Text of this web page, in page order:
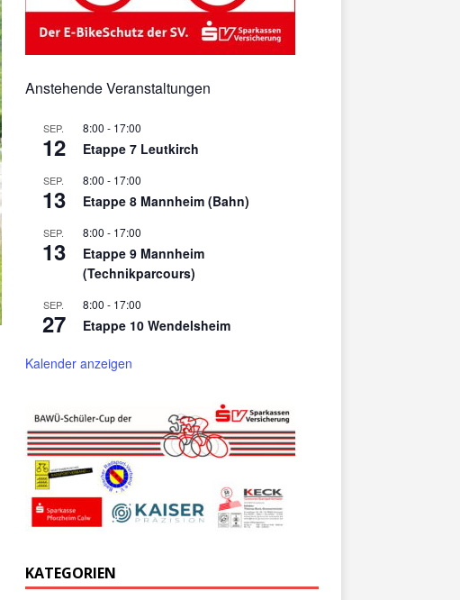
Anstehende Veranstaltungen
SEP.
12
8:00 - 17:00
Etappe 7 Leutkirch
SEP.
13
8:00 - 17:00
Etappe 8 Mannheim (Bahn)
SEP.
13
8:00 - 17:00
Etappe 9 Mannheim
(Technikparcours)
SEP.
27
8:00 - 17:00
Etappe 10 Wendelsheim
Kalender anzeigen
KATEGORIEN